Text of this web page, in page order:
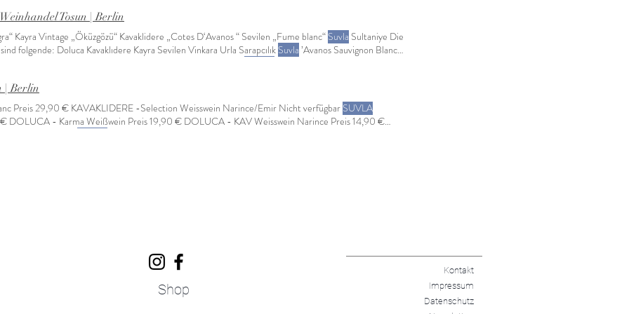
Tosun | Berlin
Kayra Vintage „Öküzgözü“ Kavaklidere „Cotes D‘Avanos “ Sevilen „Fume blanc“ Suvla Sultaniye Die
folgende: Doluca Kavaklıdere Kayra Sevilen Vinkara Urla Sarapcılık Suvla ’Avanos Sauvignon Blanc
- Sur 2013 Preis 32,00 € Mehr laden
| Berlin
Preis 29,90 € KAVAKLIDERE -Selection Weisswein Narince/Emir Nicht verfügbar SUVLA
DOLUCA - Karma Weißwein Preis 19,90 € DOLUCA - KAV Weisswein Narince Preis 14,90 €
Shop
Kontakt
Impressum
Datenschutz